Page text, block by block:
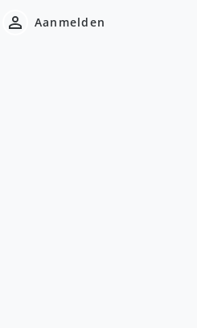
Aanmelden